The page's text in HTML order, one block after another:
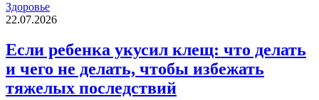
Здоровье
22.07.2026
Если ребенка укусил клещ: что делать
и чего не делать, чтобы избежать
тяжелых последствий